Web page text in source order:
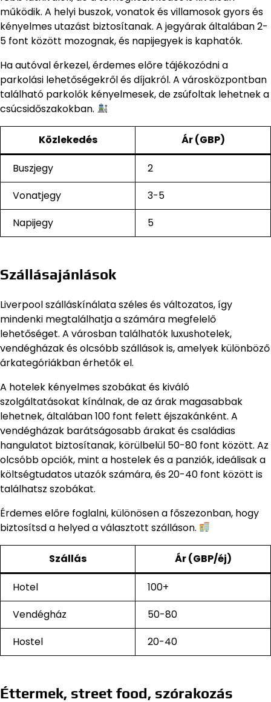
működik. A helyi buszok, vonatok és villamosok gyors és
kényelmes utazást biztosítanak. A jegyárak általában 2-
5 font között mozognak, és napijegyek is kaphatók.
Ha autóval érkezel, érdemes előre tájékozódni a
parkolási lehetőségekről és díjakról. A városközpontban
található parkolók kényelmesek, de zsúfoltak lehetnek a
csúcsidőszakokban.
Közlekedés Ár (GBP)
Buszjegy
2
Vonatjegy
3-5
Napijegy
5
Szállásajánlások
Liverpool szálláskínálata széles és változatos, így
mindenki megtalálhatja a számára megfelelő
lehetőséget. A városban találhatók luxushotelek,
vendégházak és olcsóbb szállások is, amelyek különböző
árkategóriákban érhetők el.
A hotelek kényelmes szobákat és kiváló
szolgáltatásokat kínálnak, de az árak magasabbak
lehetnek, általában 100 font felett éjszakánként. A
vendégházak barátságosabb árakat és családias
hangulatot biztosítanak, körülbelül 50-80 font között. Az
olcsóbb opciók, mint a hostelek és a panziók, ideálisak a
költségtudatos utazók számára, és 20-40 font között is
találhatsz szobákat.
Érdemes előre foglalni, különösen a főszezonban, hogy
biztosítsd a helyed a választott szálláson.
Szállás Ár (GBP/éj)
Hotel
100+
Vendégház
50-80
Hostel
20-40
Éttermek, street food, szórakozás